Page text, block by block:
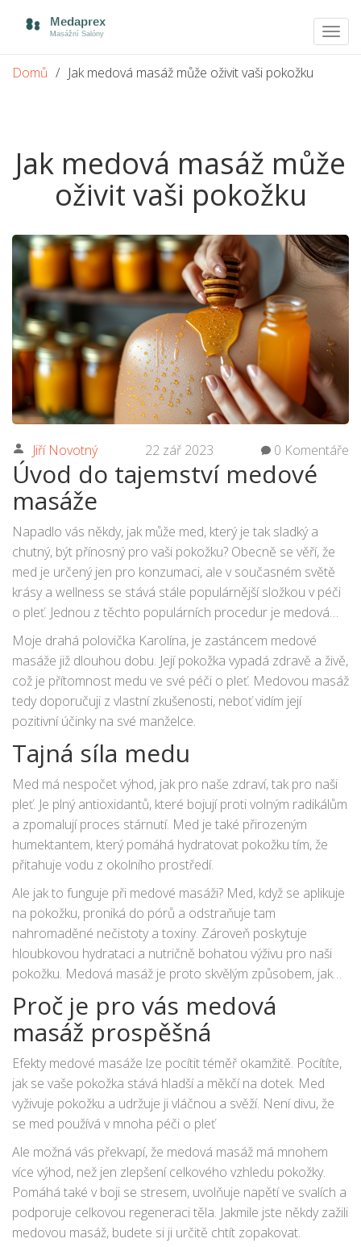
Domů
Jak medová masáž může oživit vaši pokožku
Jak medová masáž může
oživit vaši pokožku
Jiří Novotný 22 zář 2023 0 Komentáře
Úvod do tajemství medové
masáže
Napadlo vás někdy, jak může med, který je tak sladký a
chutný, být přínosný pro vaši pokožku? Obecně se věří, že
med je určený jen pro konzumaci, ale v současném světě
krásy a wellness se stává stále populárnější složkou v péči
o pleť. Jednou z těchto populárních procedur je medová
masáž. Takže pokud potřebujete oživit svou pokožku,
medová masáž by mohla být tou správnou volbou pro vás.
Moje drahá polovička Karolína, je zastáncem medové
masáže již dlouhou dobu. Její pokožka vypadá zdravě a živě,
což je přítomnost medu ve své péči o pleť. Medovou masáž
tedy doporučuji z vlastní zkušenosti, neboť vidím její
pozitivní účinky na své manželce.
Tajná síla medu
Med má nespočet výhod, jak pro naše zdraví, tak pro naši
pleť. Je plný antioxidantů, které bojují proti volným radikálům
a zpomalují proces stárnutí. Med je také přirozeným
humektantem, který pomáhá hydratovat pokožku tím, že
přitahuje vodu z okolního prostředí.
Ale jak to funguje při medové masáži? Med, když se aplikuje
na pokožku, proniká do pórů a odstraňuje tam
nahromaděné nečistoty a toxiny. Zároveň poskytuje
hloubkovou hydrataci a nutričně bohatou výživu pro naši
pokožku. Medová masáž je proto skvělým způsobem, jak
oživit pokožku a dodat jí životodárnou sílu.
Proč je pro vás medová
masáž prospěšná
Efekty medové masáže lze pocítit téměř okamžitě. Pocítíte,
jak se vaše pokožka stává hladší a měkčí na dotek. Med
vyživuje pokožku a udržuje ji vláčnou a svěží. Není divu, že
se med používá v mnoha péči o pleť
Ale možná vás překvapí, že medová masáž má mnohem
více výhod, než jen zlepšení celkového vzhledu pokožky.
Pomáhá také v boji se stresem, uvolňuje napětí ve svalích a
podporuje celkovou regeneraci těla. Jakmile jste někdy zažili
medovou masáž, budete si ji určitě chtít zopakovat.